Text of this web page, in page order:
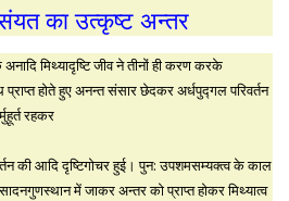
का उत्कृष्ट अन्तर
मिथ्यादृष्टि जीव ने तीनों ही करण करके
होते हुए अनन्त संसार छेदकर अर्धपुद्गल परिवर्तन
रहकर
की आदि दृष्टिगोचर हुई। पुन: उपशमसम्यक्त्व के काल
में जाकर अन्तर को प्राप्त होकर मिथ्यात्व